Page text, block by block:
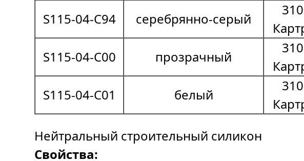
S115-04-C94
серебрянно-серый
S115-04-C00
прозрачный
S115-04-C01
белый
Нейтральный строительный силикон
Свойства: